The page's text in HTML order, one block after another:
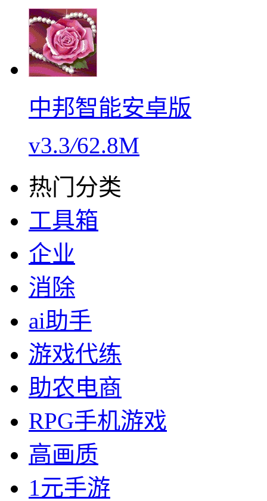
中邦智能安卓版
v3.3/62.8M
热门分类
工具箱
企业
消除
ai助手
游戏代练
助农电商
RPG手机游戏
高画质
1元手游